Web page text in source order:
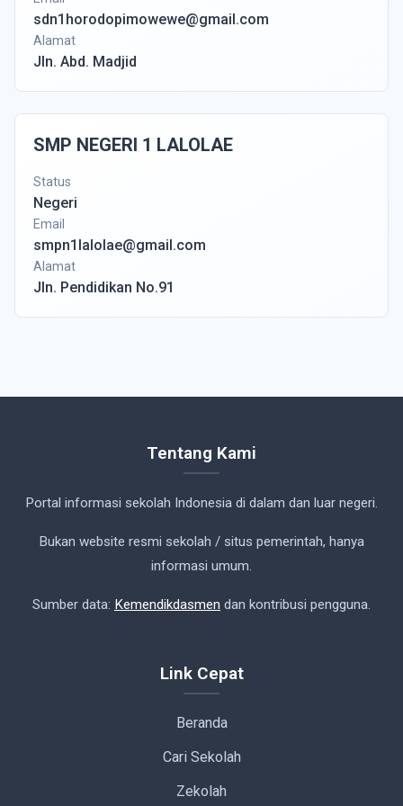
sdn1horodopimowewe@gmail.com
Alamat
Jln. Abd. Madjid
SMP NEGERI 1 LALOLAE
Status
Negeri
Email
smpn1lalolae@gmail.com
Alamat
Jln. Pendidikan No.91
Tentang Kami
Portal informasi sekolah Indonesia di dalam dan luar negeri.
Bukan website resmi sekolah / situs pemerintah, hanya
informasi umum.
Sumber data: Kemendikdasmen dan kontribusi pengguna.
Link Cepat
Beranda
Cari Sekolah
Zekolah